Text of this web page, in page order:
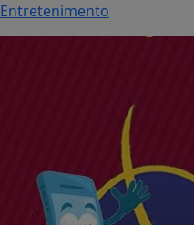
Entretenimento